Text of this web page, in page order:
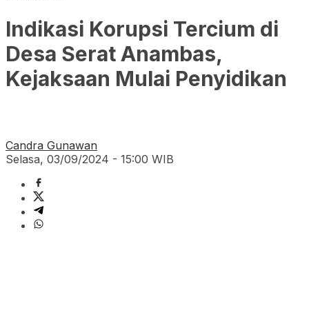
Indikasi Korupsi Tercium di
Desa Serat Anambas,
Kejaksaan Mulai Penyidikan
Candra Gunawan
Selasa, 03/09/2024 - 15:00 WIB